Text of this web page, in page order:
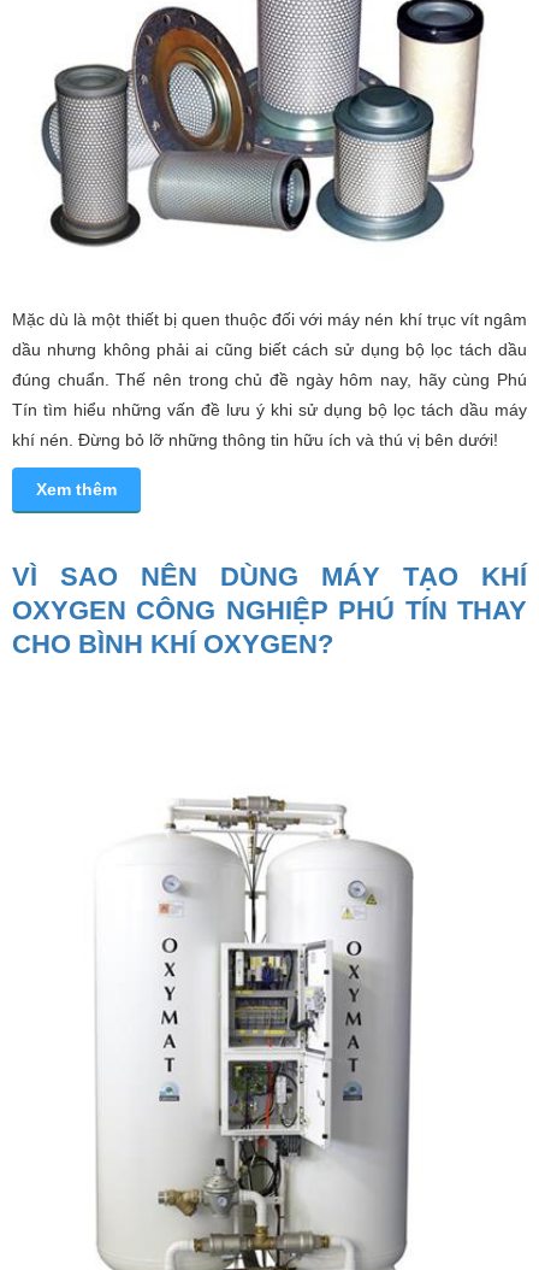
Mặc dù là một thiết bị quen thuộc đối với máy nén khí trục vít ngâm
dầu nhưng không phải ai cũng biết cách sử dụng bộ lọc tách dầu
đúng chuẩn. Thế nên trong chủ đề ngày hôm nay, hãy cùng Phú
Tín tìm hiểu những vấn đề lưu ý khi sử dụng bộ lọc tách dầu máy
khí nén. Đừng bỏ lỡ những thông tin hữu ích và thú vị bên dưới!
Xem thêm
VÌ SAO NÊN DÙNG MÁY TẠO KHÍ
OXYGEN CÔNG NGHIỆP PHÚ TÍN THAY
CHO BÌNH KHÍ OXYGEN?